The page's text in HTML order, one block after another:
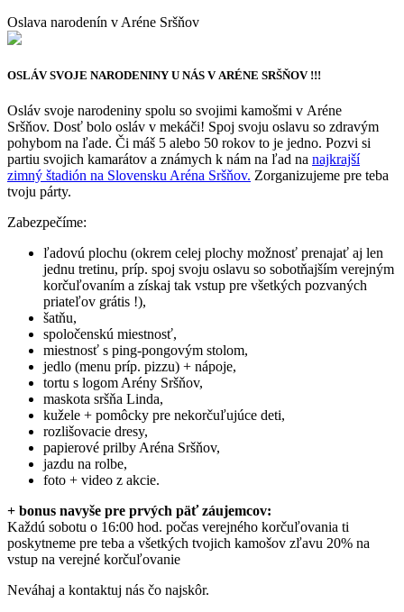
Oslava narodenín v Aréne Sršňov
OSLÁV SVOJE NARODENINY U NÁS V ARÉNE SRŠŇOV !!!
Osláv svoje narodeniny spolu so svojimi kamošmi v Aréne
Sršňov. Dosť bolo osláv v mekáči! Spoj svoju oslavu so zdravým
pohybom na ľade. Či máš 5 alebo 50 rokov to je jedno. Pozvi si
partiu svojich kamarátov a známych k nám na ľad na najkrajší
zimný štadión na Slovensku Aréna Sršňov. Zorganizujeme pre teba
tvoju párty.
Zabezpečíme:
ľadovú plochu (okrem celej plochy možnosť prenajať aj len
jednu tretinu, príp. spoj svoju oslavu so sobotňajším verejným
korčuľovaním a získaj tak vstup pre všetkých pozvaných
priateľov grátis !),
šatňu,
spoločenskú miestnosť,
miestnosť s ping-pongovým stolom,
jedlo (menu príp. pizzu) + nápoje,
tortu s logom Arény Sršňov,
maskota sršňa Linda,
kužele + pomôcky pre nekorčuľujúce deti,
rozlišovacie dresy,
papierové prilby Aréna Sršňov,
jazdu na rolbe,
foto + video z akcie.
+ bonus navyše pre prvých päť záujemcov:
Každú sobotu o 16:00 hod. počas verejného korčuľovania ti
poskytneme pre teba a všetkých tvojich kamošov zľavu 20% na
vstup na verejné korčuľovanie
Neváhaj a kontaktuj nás čo najskôr.